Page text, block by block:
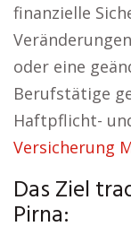
finanzielle
oder eine
Berufstätige
Haftpflicht-
Versicherung
Das Ziel
Pirna: